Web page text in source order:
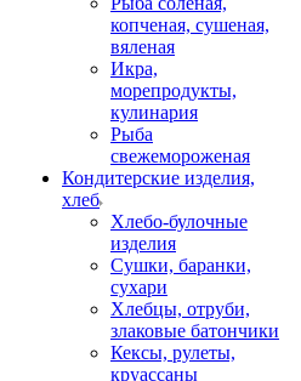
копченая, сушеная,
вяленая
Икра,
морепродукты,
кулинария
Рыба
свежемороженая
Кондитерские изделия,
хлеб
Хлебо-булочные
изделия
Сушки, баранки,
сухари
Хлебцы, отруби,
злаковые батончики
Кексы, рулеты,
круассаны